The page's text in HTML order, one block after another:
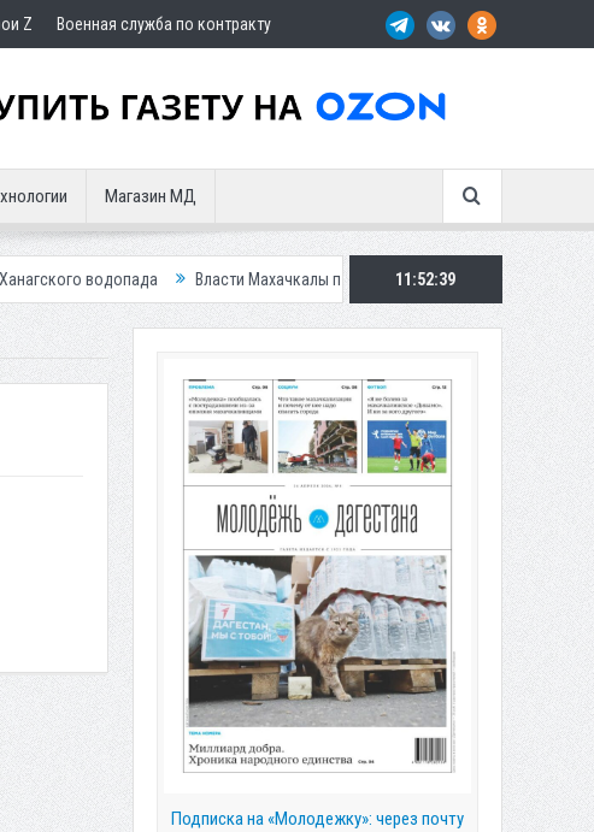
Z Военная служба по контракту
Магазин МД
Власти Махачкалы планирует внедрить новую систему для улучшения
11:52:40
Подписка на «Молодежку»: через почту